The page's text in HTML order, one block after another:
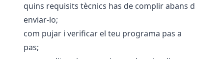
quins requisits tècnics has de complir abans d
enviar-lo;
com pujar i verificar el teu programa pas a
pas;